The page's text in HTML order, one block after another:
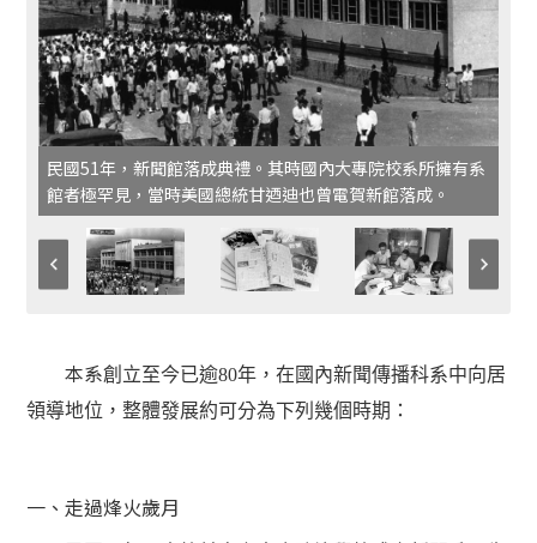
民國51年，新聞館落成典禮。其時國內大專院校系所擁有系
館者極罕見，當時美國總統甘迺迪也曾電賀新館落成。
本系創立至今已逾80年，在國內新聞傳播科系中向居
領導地位，整體發展約可分為下列幾個時期：
一、走過烽火歲月